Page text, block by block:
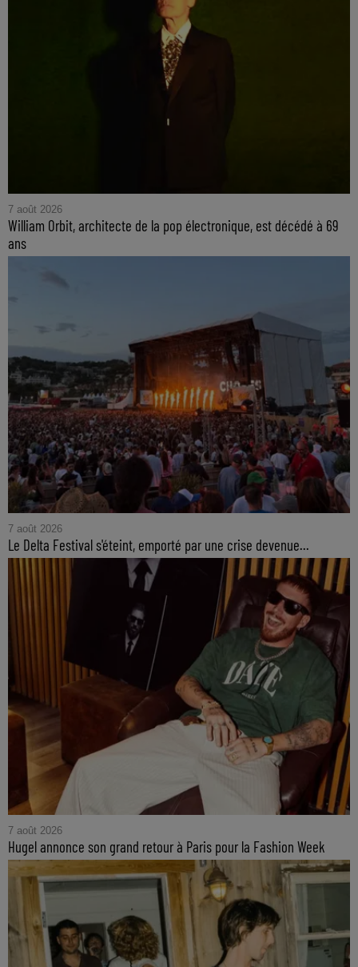
7 août 2026
William Orbit, architecte de la pop électronique, est décédé à 69
ans
7 août 2026
Le Delta Festival s'éteint, emporté par une crise devenue...
7 août 2026
Hugel annonce son grand retour à Paris pour la Fashion Week